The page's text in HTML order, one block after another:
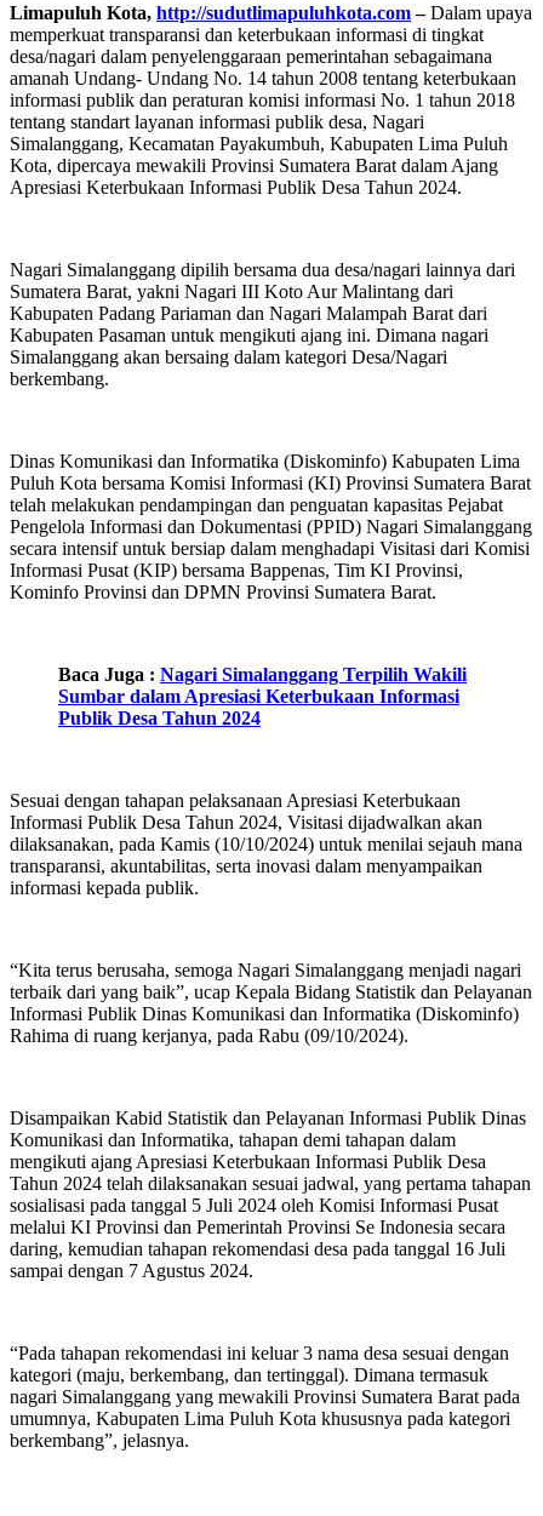
Limapuluh Kota, http://sudutlimapuluhkota.com–Dalam upaya
memperkuat transparansi dan keterbukaan informasi di tingkat
desa/nagari dalam penyelenggaraan pemerintahan sebagaimana
amanah Undang- Undang No. 14 tahun 2008 tentang keterbukaan
informasi publik dan peraturan komisi informasi No. 1 tahun 2018
tentang standart layanan informasi publik desa, Nagari
Simalanggang, Kecamatan Payakumbuh, Kabupaten Lima Puluh
Kota, dipercaya mewakili Provinsi Sumatera Barat dalam Ajang
Apresiasi Keterbukaan Informasi Publik Desa Tahun 2024.
Nagari Simalanggang dipilih bersama dua desa/nagari lainnya dari
Sumatera Barat, yakni Nagari III Koto Aur Malintang dari
Kabupaten Padang Pariaman dan Nagari Malampah Barat dari
Kabupaten Pasaman untuk mengikuti ajang ini. Dimana nagari
Simalanggang akan bersaing dalam kategori Desa/Nagari
berkembang.
Dinas Komunikasi dan Informatika (Diskominfo) Kabupaten Lima
Puluh Kota bersama Komisi Informasi (KI) Provinsi Sumatera Barat
telah melakukan pendampingan dan penguatan kapasitas Pejabat
Pengelola Informasi dan Dokumentasi (PPID) Nagari Simalanggang
secara intensif untuk bersiap dalam menghadapi Visitasi dari Komisi
Informasi Pusat (KIP) bersama Bappenas, Tim KI Provinsi,
Kominfo Provinsi dan DPMN Provinsi Sumatera Barat.
Baca Juga : Nagari Simalanggang Terpilih Wakili
Sumbar dalam Apresiasi Keterbukaan Informasi
Publik Desa Tahun 2024
Sesuai dengan tahapan pelaksanaan Apresiasi Keterbukaan
Informasi Publik Desa Tahun 2024, Visitasi dijadwalkan akan
dilaksanakan, pada Kamis (10/10/2024) untuk menilai sejauh mana
transparansi, akuntabilitas, serta inovasi dalam menyampaikan
informasi kepada publik.
“Kita terus berusaha, semoga Nagari Simalanggang menjadi nagari
terbaik dari yang baik”, ucap Kepala Bidang Statistik dan Pelayanan
Informasi Publik Dinas Komunikasi dan Informatika (Diskominfo)
Rahima di ruang kerjanya, pada Rabu (09/10/2024).
Disampaikan Kabid Statistik dan Pelayanan Informasi Publik Dinas
Komunikasi dan Informatika, tahapan demi tahapan dalam
mengikuti ajang Apresiasi Keterbukaan Informasi Publik Desa
Tahun 2024 telah dilaksanakan sesuai jadwal, yang pertama tahapan
sosialisasi pada tanggal 5 Juli 2024 oleh Komisi Informasi Pusat
melalui KI Provinsi dan Pemerintah Provinsi Se Indonesia secara
daring, kemudian tahapan rekomendasi desa pada tanggal 16 Juli
sampai dengan 7 Agustus 2024.
“Pada tahapan rekomendasi ini keluar 3 nama desa sesuai dengan
kategori (maju, berkembang, dan tertinggal). Dimana termasuk
nagari Simalanggang yang mewakili Provinsi Sumatera Barat pada
umumnya, Kabupaten Lima Puluh Kota khususnya pada kategori
berkembang”, jelasnya.